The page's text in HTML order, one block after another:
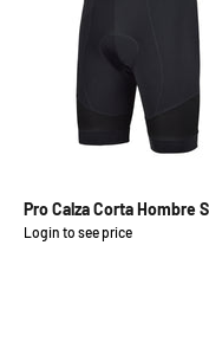
Pro Calza Corta Hombre
Precio de oferta
Login to see price